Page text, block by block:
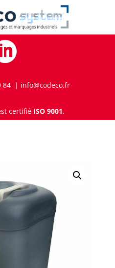
84 | info@codeco.fr
certifié ISO 9001.